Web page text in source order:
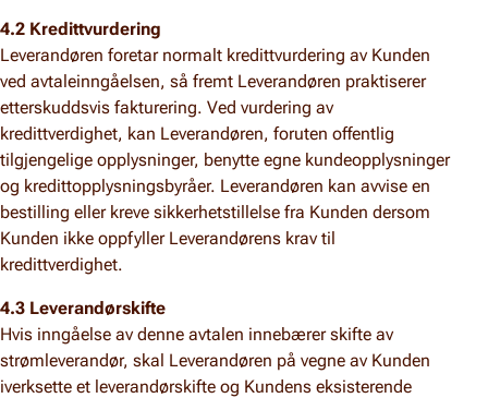
4.2 Kredittvurdering
Leverandøren foretar normalt kredittvurdering av Kunden
ved avtaleinngåelsen, så fremt Leverandøren praktiserer
etterskuddsvis fakturering. Ved vurdering av
kredittverdighet, kan Leverandøren, foruten offentlig
tilgjengelige opplysninger, benytte egne kundeopplysninger
og kredittopplysningsbyråer. Leverandøren kan avvise en
bestilling eller kreve sikkerhetstillelse fra Kunden dersom
Kunden ikke oppfyller Leverandørens krav til
kredittverdighet.
4.3 Leverandørskifte
Hvis inngåelse av denne avtalen innebærer skifte av
strømleverandør, skal Leverandøren på vegne av Kunden
iverksette et leverandørskifte og Kundens eksisterende